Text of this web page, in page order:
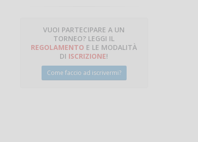
VUOI PARTECIPARE A UN
TORNEO? LEGGI IL
REGOLAMENTO E LE MODALITÀ
DI ISCRIZIONE!
Come faccio ad iscrivermi?